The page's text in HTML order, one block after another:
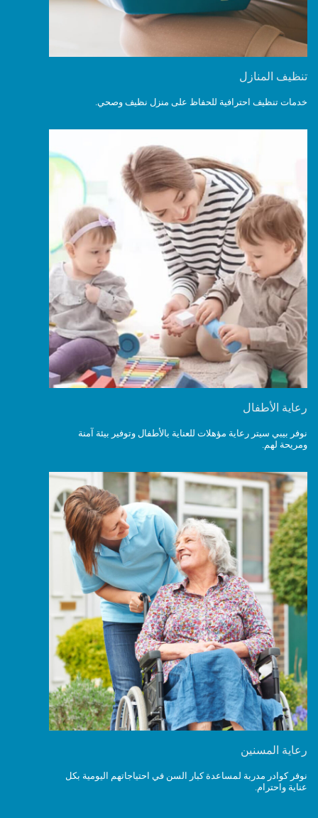
تنظيف المنازل
خدمات تنظيف احترافية للحفاظ على منزل نظيف وصحي.
رعاية الأطفال
نوفر بيبي سيتر رعاية مؤهلات للعناية بالأطفال وتوفير بيئة آمنة
ومريحة لهم.
رعاية المسنين
نوفر كوادر مدربة لمساعدة كبار السن في احتياجاتهم اليومية بكل
عناية واحترام.